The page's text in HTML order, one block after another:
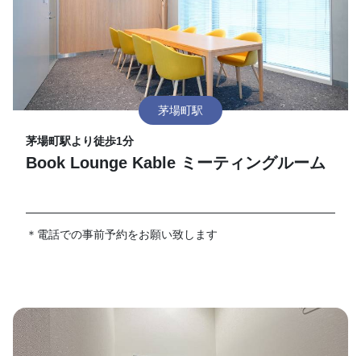
茅場町駅
茅場町駅より徒歩1分
Book Lounge Kable ミーティングルーム
＊電話での事前予約をお願い致します